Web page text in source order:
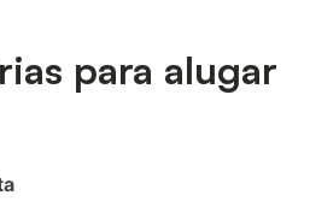
para alugar